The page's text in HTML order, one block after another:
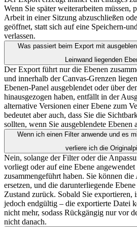
Wenn Sie später weiterarbeiten müssen,
Arbeit in einer Sitzung abzuschließen
geöffnet, statt sich auf eine Speichern-
verlassen.
Was passiert beim Export mit
Leinwand liegenden
Der Export führt nur die Ebenen
und innerhalb der Canvas-Grenzen
Ebenen-Panel ausgeblendet oder über
hinausgezogen haben, entfällt in der
alternative Versionen einer Ebene zum
bedeutet aber auch, dass Sie die
sollten, wenn Sie ausgeblendete Ebenen
Wenn ich einen Filter anwende und es
verliere ich die
Nein, solange der Filter oder die
vorliegt oder auf eine Ebene
zusammengeführt haben. Sie können
ersetzen, und die darunterliegende
Zustand zurück. Sobald Sie exportieren,
jedoch endgültig – die exportierte Datei
nicht mehr, sodass Rückgängig nur vor
nicht danach.